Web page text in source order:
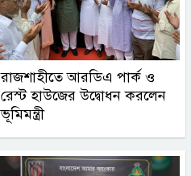
রাজশাহীতে আরডিএ পার্ক ও
রেস্ট হাউজের উদ্বোধন করলেন
ভূমিমন্ত্রী